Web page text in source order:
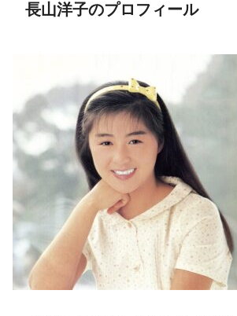
長山洋子のプロフィール